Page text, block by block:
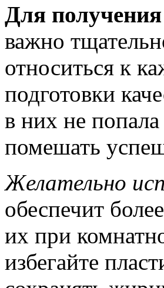
Для
важно
относиться к
подготовки
в них не
помешать
Желательно
обеспечит
их при
избегайте